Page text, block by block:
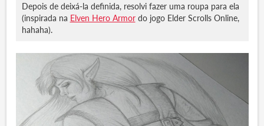
Depois de deixá-la definida, resolvi fazer uma roupa para ela
(inspirada na Elven Hero Armordo jogo Elder Scrolls Online,
hahaha).